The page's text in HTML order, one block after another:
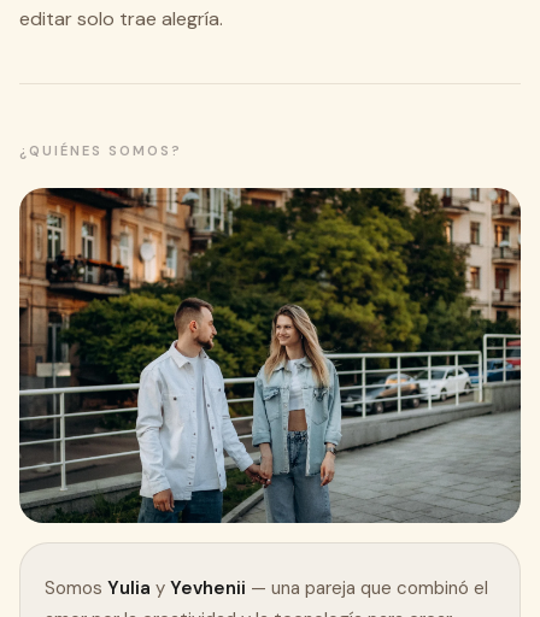
Sobre nosotros
Language 🇪🇸 ES
Apariencia
Descargar gratis en App Store
editar solo trae alegría.
¿QUIÉNES SOMOS?
Somos Yulia y Yevhenii — una pareja que combinó el